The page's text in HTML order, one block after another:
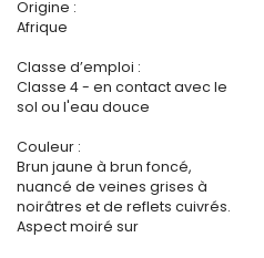
Origine :
Afrique
Classe d’emploi :
Classe 4 - en contact avec le
sol ou l'eau douce
Couleur :
Brun jaune à brun foncé,
nuancé de veines grises à
noirâtres et de reflets cuivrés.
Aspect moiré sur